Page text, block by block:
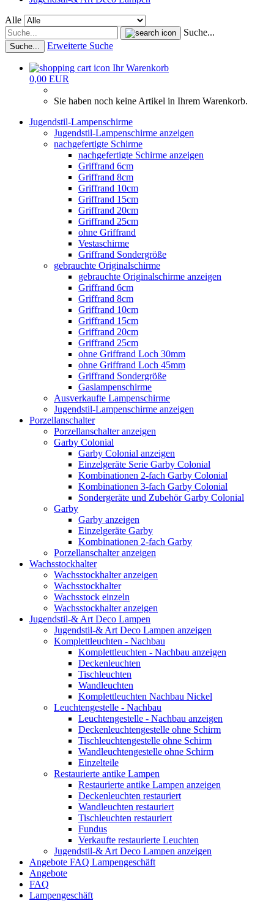
Alle
Suche...
Suche... Erweiterte Suche
Ihr Warenkorb
0,00 EUR
Sie haben noch keine Artikel in Ihrem Warenkorb.
Jugendstil-Lampenschirme
Jugendstil-Lampenschirme anzeigen
nachgefertigte Schirme
nachgefertigte Schirme anzeigen
Griffrand 6cm
Griffrand 8cm
Griffrand 10cm
Griffrand 15cm
Griffrand 20cm
Griffrand 25cm
ohne Griffrand
Vestaschirme
Griffrand Sondergröße
gebrauchte Originalschirme
gebrauchte Originalschirme anzeigen
Griffrand 6cm
Griffrand 8cm
Griffrand 10cm
Griffrand 15cm
Griffrand 20cm
Griffrand 25cm
ohne Griffrand Loch 30mm
ohne Griffrand Loch 45mm
Griffrand Sondergröße
Gaslampenschirme
Ausverkaufte Lampenschirme
Jugendstil-Lampenschirme anzeigen
Porzellanschalter
Porzellanschalter anzeigen
Garby Colonial
Garby Colonial anzeigen
Einzelgeräte Serie Garby Colonial
Kombinationen 2-fach Garby Colonial
Kombinationen 3-fach Garby Colonial
Sondergeräte und Zubehör Garby Colonial
Garby
Garby anzeigen
Einzelgeräte Garby
Kombinationen 2-fach Garby
Porzellanschalter anzeigen
Wachsstockhalter
Wachsstockhalter anzeigen
Wachsstockhalter
Wachsstock einzeln
Wachsstockhalter anzeigen
Jugendstil-& Art Deco Lampen
Jugendstil-& Art Deco Lampen anzeigen
Komplettleuchten - Nachbau
Komplettleuchten - Nachbau anzeigen
Deckenleuchten
Tischleuchten
Wandleuchten
Komplettleuchten Nachbau Nickel
Leuchtengestelle - Nachbau
Leuchtengestelle - Nachbau anzeigen
Deckenleuchtengestelle ohne Schirm
Tischleuchtengestelle ohne Schirm
Wandleuchtengestelle ohne Schirm
Einzelteile
Restaurierte antike Lampen
Restaurierte antike Lampen anzeigen
Deckenleuchten restauriert
Wandleuchten restauriert
Tischleuchten restauriert
Fundus
Verkaufte restaurierte Leuchten
Jugendstil-& Art Deco Lampen anzeigen
Angebote FAQ Lampengeschäft
Angebote
FAQ
Lampengeschäft